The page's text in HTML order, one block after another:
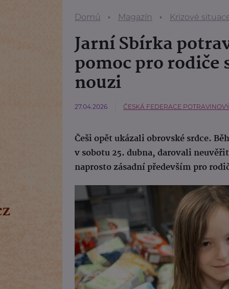
Domů Magazín Krizové
Jarní Sbírka
pomoc pro
nouzi
27.04.2026 ČESKÁ FEDERACE
Češi opět ukázali obrovské srdce.
v sobotu 25. dubna, darovali
naprosto zásadní především pro